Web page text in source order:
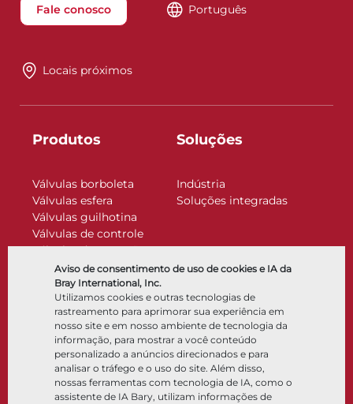
Aviso de consentimento de uso de cookies e IA da
Bray International, Inc.
Utilizamos cookies e outras tecnologias de
rastreamento para aprimorar sua experiência em
nosso site e em nosso ambiente de tecnologia da
informação, para mostrar a você conteúdo
personalizado a anúncios direcionados e para
analisar o tráfego e o uso do site. Além disso,
nossas ferramentas com tecnologia de IA, como o
assistente de IA Bary, utilizam informações de
Fale conosco Português
Locais próximos
Produtos
Válvulas borboleta
Válvulas esfera
Válvulas guilhotina
Válvulas de controle
Válvulas de retenção
Atuadores
Acessórios de controle
Criogênico
Soluções
Indústria
Soluções integradas
Empresa
Sobre
Locais
Parceria
Recursos
Documentos
Centro de conhecimento
Software